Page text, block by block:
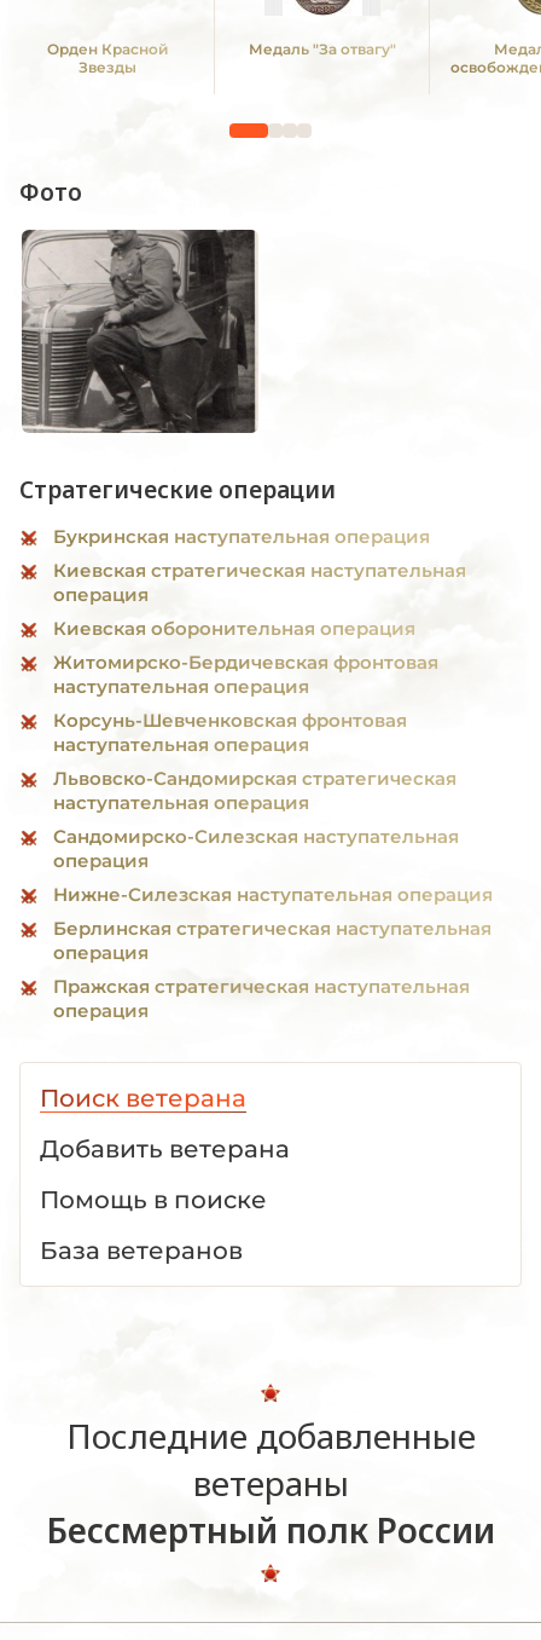
Орден Красной
Звезды
Медаль "За отвагу"
Фото
Стратегические операции
Букринская наступательная операция
Киевская стратегическая наступательная
операция
Киевская оборонительная операция
Житомирско-Бердичевская фронтовая
наступательная операция
Корсунь-Шевченковская фронтовая
наступательная операция
Львовско-Сандомирская стратегическая
наступательная операция
Сандомирско-Силезская наступательная
операция
Нижне-Силезская наступательная операция
Берлинская стратегическая наступательная
операция
Пражская стратегическая наступательная
операция
Поиск ветерана
Добавить ветерана
Помощь в поиске
База ветеранов
Последние добавленные
ветераны
Бессмертный полк России